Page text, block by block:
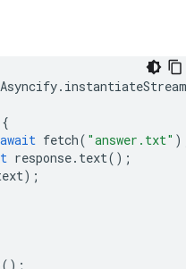
Asyncify.
{
await fetch( "answer.txt"
response. text();
);
();